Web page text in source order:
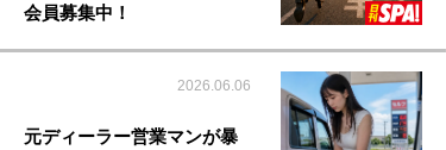
会員募集中！
2026.06.06
元ディーラー営業マンが暴